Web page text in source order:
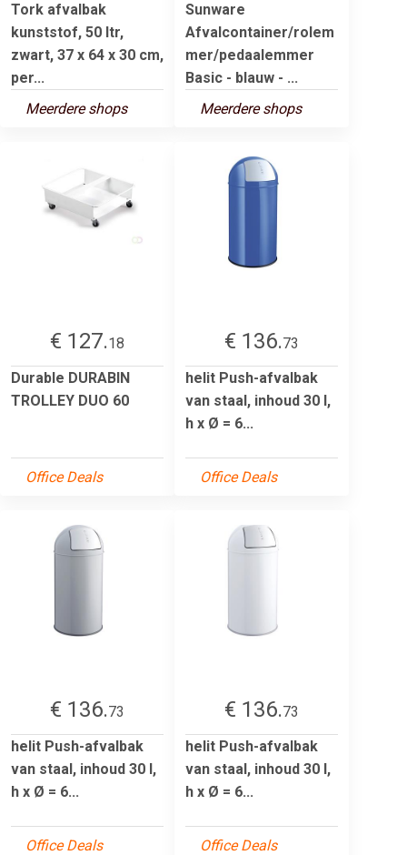
Tork afvalbak
kunststof, 50 ltr,
zwart, 37 x 64 x 30 cm,
per...
Meerdere shops
Sunware
Afvalcontainer/rolem
mer/pedaalemmer
Basic - blauw - ...
Meerdere shops
€ 127.18
Durable DURABIN
TROLLEY DUO 60
Office Deals
€ 136.73
helit Push-afvalbak
van staal, inhoud 30 l,
h x Ø = 6...
Office Deals
€ 136.73
helit Push-afvalbak
van staal, inhoud 30 l,
h x Ø = 6...
Office Deals
€ 136.73
helit Push-afvalbak
van staal, inhoud 30 l,
h x Ø = 6...
Office Deals